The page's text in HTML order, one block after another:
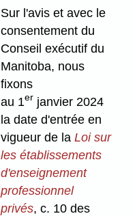
Sur l'avis et avec le
consentement du
Conseil exécutif du
Manitoba, nous
fixons
au 1er janvier 2024
la date d'entrée en
vigueur de laLoi sur
les établissements
d'enseignement
professionnel
privés, c. 10 des